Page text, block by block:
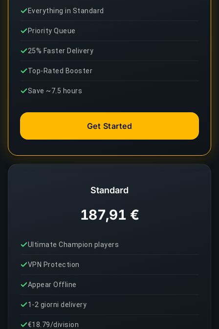
Standard
187,91 €
Ultimate Champion players
VPN Protection
Appear Offline
1-2 giorni delivery
€18.79/division
Everything in Standard
Priority Queue
25% Faster Delivery
Top-Rated Booster
Save ~7.5 hours
Get Started